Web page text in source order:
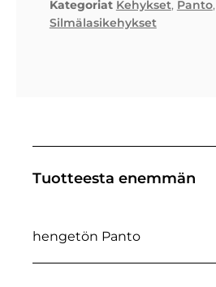
Kategoriat Kehykset, Panto,
Silmälasikehykset
Tuotteesta enemmän
hengetön Panto